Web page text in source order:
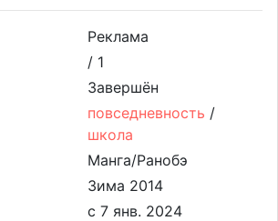
Реклама
/ 1
Завершён
повседневность /
школа
Манга/Ранобэ
Зима 2014